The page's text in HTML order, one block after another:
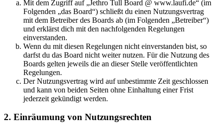
Mit dem Zugriff auf „Jethro Tull Board @ www.laufi.de“ (im
Folgenden „das Board“) schließt du einen Nutzungsvertrag
mit dem Betreiber des Boards ab (im Folgenden „Betreiber“)
und erklärst dich mit den nachfolgenden Regelungen
einverstanden.
Wenn du mit diesen Regelungen nicht einverstanden bist, so
darfst du das Board nicht weiter nutzen. Für die Nutzung des
Boards gelten jeweils die an dieser Stelle veröffentlichten
Regelungen.
Der Nutzungsvertrag wird auf unbestimmte Zeit geschlossen
und kann von beiden Seiten ohne Einhaltung einer Frist
jederzeit gekündigt werden.
2. Einräumung von Nutzungsrechten